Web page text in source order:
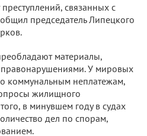
связанных с
председатель Липецкого
материалы,
У мировых
коммунальным неплатежам,
жилищного
в минувшем году в судах
дел по спорам,